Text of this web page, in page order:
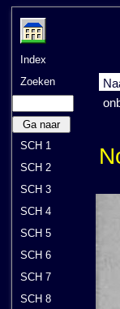
Index
Zoeken
Ga naar
SCH 1
SCH 2
SCH 3
SCH 4
SCH 5
SCH 6
SCH 7
SCH 8